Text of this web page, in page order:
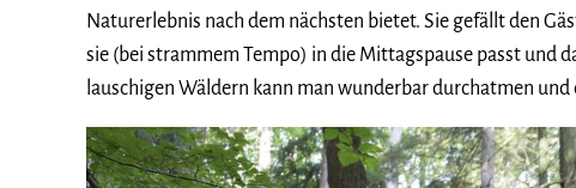
Naturerlebnis nach dem nächsten bietet. Sie gefällt den
sie (bei strammem Tempo) in die Mittagspause passt und
lauschigen Wäldern kann man wunderbar durchatmen